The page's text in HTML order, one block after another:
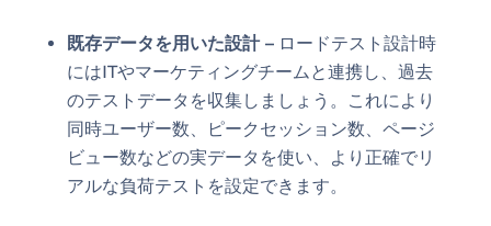
既存データを用いた設計 –ロードテスト設計時
にはITやマーケティングチームと連携し、過去
のテストデータを収集しましょう。これにより
同時ユーザー数、ピークセッション数、ページ
ビュー数などの実データを使い、より正確でリ
アルな負荷テストを設定できます。